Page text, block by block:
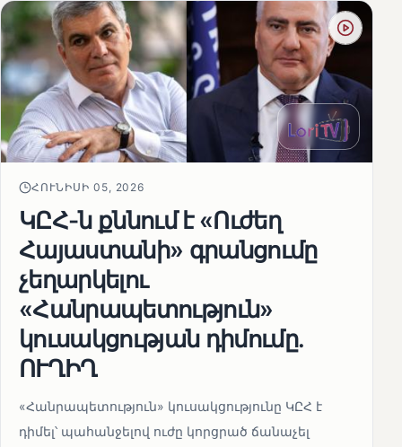
ՀՈՒՆԻՍԻ 05, 2026
ԿԸՀ-ն քննում է «Ուժեղ
Հայաստանի» գրանցումը
չեղարկելու
«Հանրապետություն»
կուսակցության դիմումը.
ՈՒՂԻՂ
«Հանրապետություն» կուսակցությունը ԿԸՀ է
դիմել՝ պահանջելով ուժը կորցրած ճանաչել